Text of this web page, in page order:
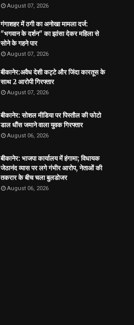
August 07, 2026
गंगाशहर में ठगी का अनोखा मामला दर्ज:
"भगवान के दर्शन" का झांसा देकर महिला से
सोने के गहने पार
August 07, 2026
बीकानेर:अवैध देशी कट्टे और जिंदा कारतूस के
साथ 2 आरोपी गिरफ्तार
August 07, 2026
बीकानेर: सोशल मीडिया पर पिस्तौल की फोटो
डाल धौंस जमाने वाला युवक गिरफ्तार
August 06, 2026
बीकानेर: भाजपा कार्यालय में हंगामा; विधायक
जेठानंद व्यास पर लगे गंभीर आरोप, नेताओं की
तकरार के बीच चला बुलडोजर
August 06, 2026